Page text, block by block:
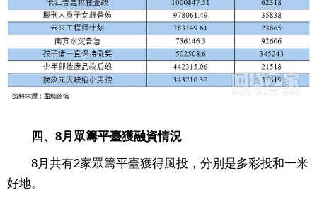
四、8月眾籌平臺獲融資情況
8月共有2家眾籌平臺獲得風投，分別是多彩投和一米
好地。